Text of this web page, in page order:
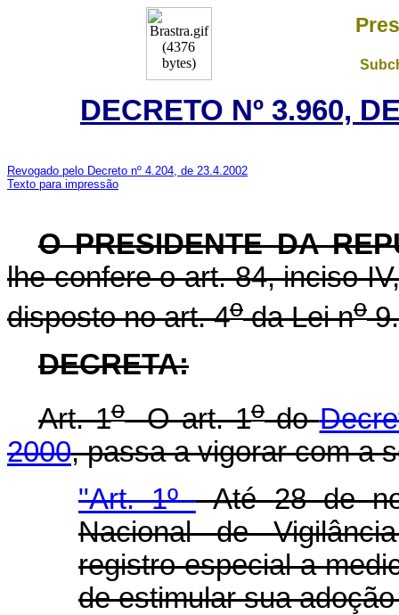
DECRETO Nº 3.960,
Revogado pelo Decreto nº 4.204, de 23.4.2002
Texto para impressão
O PRESIDENTE DA
lhe confere o art. 84, inciso
disposto no art. 4oda Lei no
DECRETA:
Art. 1oO art. 1odo
2000, passa a vigorar com a
"Art. 1ºAté 28 de
Nacional de
registro especial a
de estimular sua